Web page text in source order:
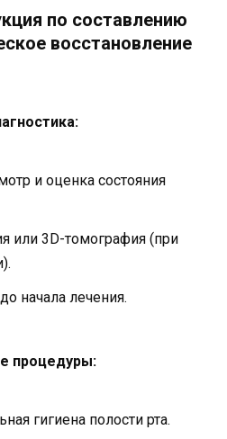
по составлению
восстановление
и оценка состояния
или 3D-томография (при
начала лечения.
процедуры:
гигиена полости рта.